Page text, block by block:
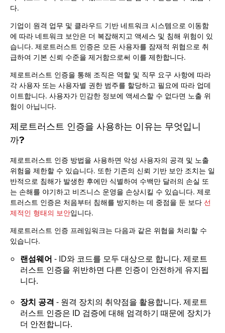
다.
기업이 원격 업무 및 클라우드 기반 네트워크 시스템으로 이동함
에 따라 네트워크 보안은 더 복잡해지고 액세스 및 침해 위험이 있
습니다. 제로트러스트 인증은 모든 사용자를 잠재적 위협으로 취
급하여 기본 신뢰 수준을 제거함으로써 이를 제한합니다.
제로트러스트 인증을 통해 조직은 역할 및 직무 요구 사항에 따라
각 사용자 또는 사용자별 권한 범주를 할당하고 필요에 따라 업데
이트합니다. 사용자가 민감한 정보에 액세스할 수 없다면 노출 위
험이 아닙니다.
제로트러스트 인증을 사용하는 이유는 무엇입니
까?
제로트러스트 인증 방법을 사용하면 악성 사용자의 공격 및 노출
위험을 제한할 수 있습니다. 또한 기존의 신뢰 기반 보안 조치는 일
반적으로 침해가 발생한 후에만 식별하여 수백만 달러의 손실 또
는 손해를 야기하고 비즈니스 운영을 손상시킬 수 있습니다. 제로
트러스트 인증은 처음부터 침해를 방지하는 데 중점을 둔 보다 선
제적인 형태의 보안입니다.
제로트러스트 인증 프레임워크는 다음과 같은 위협을 처리할 수
있습니다.
랜섬웨어 - ID와 코드를 모두 대상으로 합니다. 제로트
러스트 인증을 위반하면 다른 인증이 안전하게 유지됩
니다.
장치 공격 - 원격 장치의 취약점을 활용합니다. 제로트
러스트 인증은 ID 검증에 대해 엄격하기 때문에 장치가
더 안전합니다.